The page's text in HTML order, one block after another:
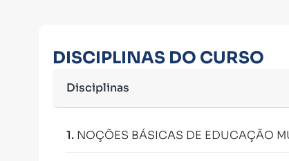
DISCIPLINAS DO CURSO
Disciplinas
1. NOÇÕES BÁSICAS DE EDUCAÇÃO